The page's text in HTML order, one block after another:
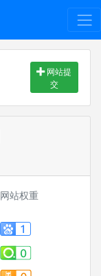
网站提
交
网站权重